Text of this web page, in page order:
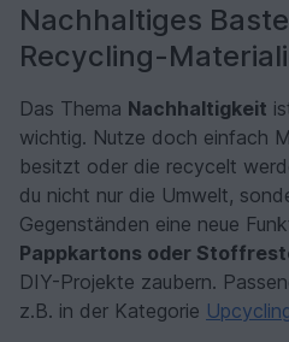
Nachhaltiges
Recycling-
Das Thema Nachhaltigkeit
wichtig. Nutze doch einfach
besitzt oder die recycelt
du nicht nur die Umwelt,
Gegenständen eine neue
Pappkartons oder
DIY-Projekte zaubern.
z.B. in der Kategorie